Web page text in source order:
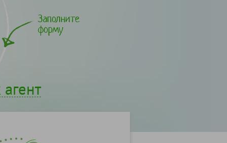
Заполните
форму